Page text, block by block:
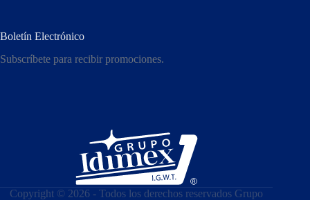
Boletín Electrónico
Subscríbete para recibir promociones.
Copyright © 2026 - Todos los derechos reservados Grupo